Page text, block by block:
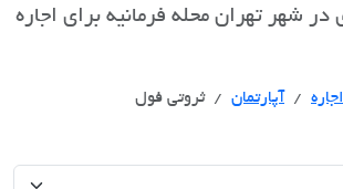
اجاره اجاره
آپارتمان ثروتی فول